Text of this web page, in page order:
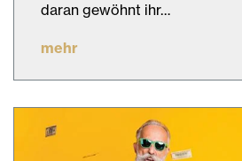
daran gewöhnt ihr…
mehr